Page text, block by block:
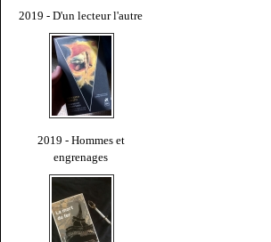
2019 - D'un lecteur l'autre
2019 - Hommes et
engrenages